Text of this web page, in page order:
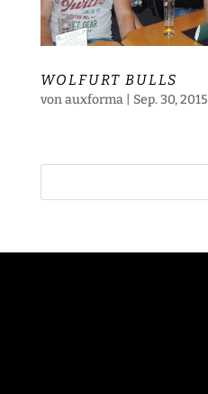
WOLFURT BULLS
vonauxforma| Sep. 30, 2015